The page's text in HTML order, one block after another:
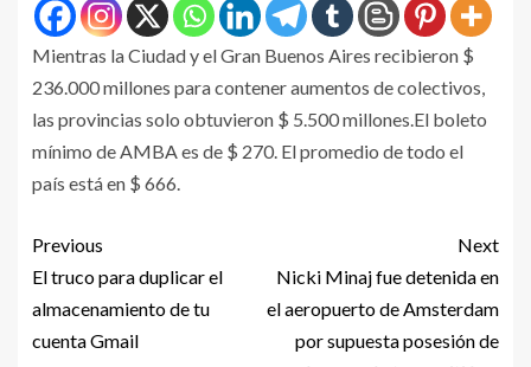
Mientras la Ciudad y el Gran Buenos Aires recibieron $
236.000 millones para contener aumentos de colectivos,
las provincias solo obtuvieron $ 5.500 millones.El boleto
mínimo de AMBA es de $ 270. El promedio de todo el
país está en $ 666.
Previous
El truco para duplicar el
almacenamiento de tu
cuenta Gmail
Next
Nicki Minaj fue detenida en
el aeropuerto de Amsterdam
por supuesta posesión de